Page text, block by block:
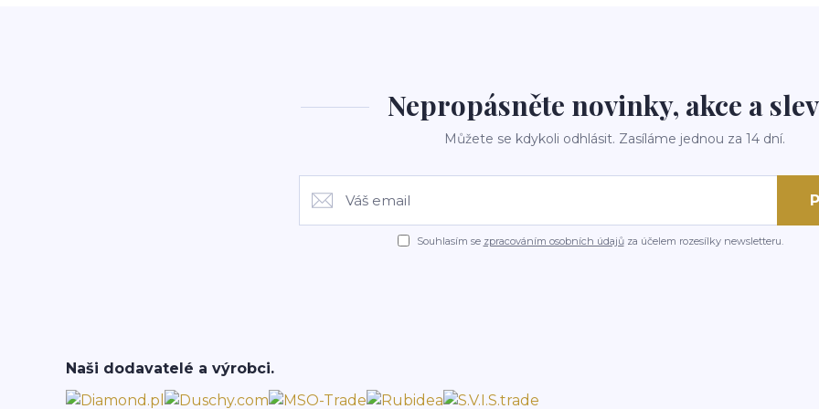
Nepropásněte novinky, akce a
Můžete se kdykoli odhlásit. Zasíláme jednou za 14 dní.
Souhlasím se zpracováním osobních údajůza účelem rozesílky newsletteru.
Naši dodavatelé a výrobci.